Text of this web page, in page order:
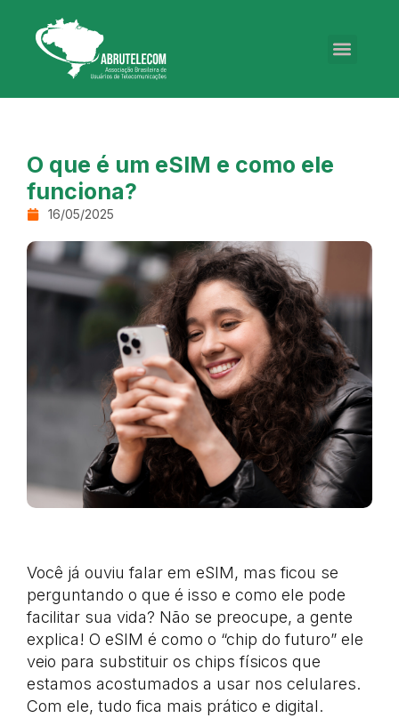
O que é um eSIM e como ele
funciona?
16/05/2025
Você já ouviu falar em eSIM, mas ficou se
perguntando o que é isso e como ele pode
facilitar sua vida? Não se preocupe, a gente
explica! O eSIM é como o “chip do futuro” ele
veio para substituir os chips físicos que
estamos acostumados a usar nos celulares.
Com ele, tudo fica mais prático e digital.